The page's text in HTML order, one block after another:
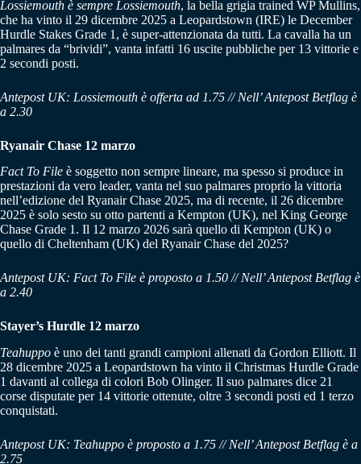
Lossiemouth è sempre Lossiemouth, la bella grigia trained WP Mullins,
che ha vinto il 29 dicembre 2025 a Leopardstown (IRE) le December
Hurdle Stakes Grade 1, è super-attenzionata da tutti. La cavalla ha un
palmares da “brividi”, vanta infatti 16 uscite pubbliche per 13 vittorie e
2 secondi posti.
Antepost UK: Lossiemouth è offerta ad 1.75 // Nell’ Antepost Betflag è
a 2.30
Ryanair Chase 12 marzo
Fact To File è soggetto non sempre lineare, ma spesso si produce in
prestazioni da vero leader, vanta nel suo palmares proprio la vittoria
nell’edizione del Ryanair Chase 2025, ma di recente, il 26 dicembre
2025 è solo sesto su otto partenti a Kempton (UK), nel King George
Chase Grade 1. Il 12 marzo 2026 sarà quello di Kempton (UK) o
quello di Cheltenham (UK) del Ryanair Chase del 2025?
Antepost UK: Fact To File è proposto a 1.50 // Nell’ Antepost Betflag è
a 2.40
Stayer’s Hurdle 12 marzo
Teahuppo è uno dei tanti grandi campioni allenati da Gordon Elliott. Il
28 dicembre 2025 a Leopardstown ha vinto il Christmas Hurdle Grade
1 davanti al collega di colori Bob Olinger. Il suo palmares dice 21
corse disputate per 14 vittorie ottenute, oltre 3 secondi posti ed 1 terzo
conquistati.
Antepost UK: Teahuppo è proposto a 1.75 // Nell’ Antepost Betflag è a
2.75